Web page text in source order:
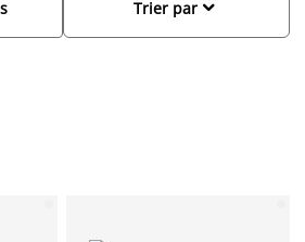

Trier par